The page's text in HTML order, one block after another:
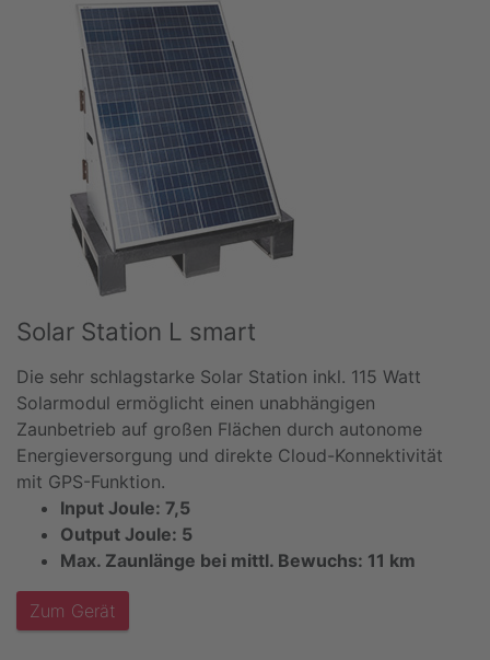
Solar Station L smart
Die sehr schlagstarke Solar Station inkl. 115 Watt
Solarmodul ermöglicht einen unabhängigen
Zaunbetrieb auf großen Flächen durch autonome
Energieversorgung und direkte Cloud-Konnektivität
mit GPS-Funktion.
Input Joule: 7,5
Output Joule: 5
Max. Zaunlänge bei mittl. Bewuchs: 11 km
Zum Gerät